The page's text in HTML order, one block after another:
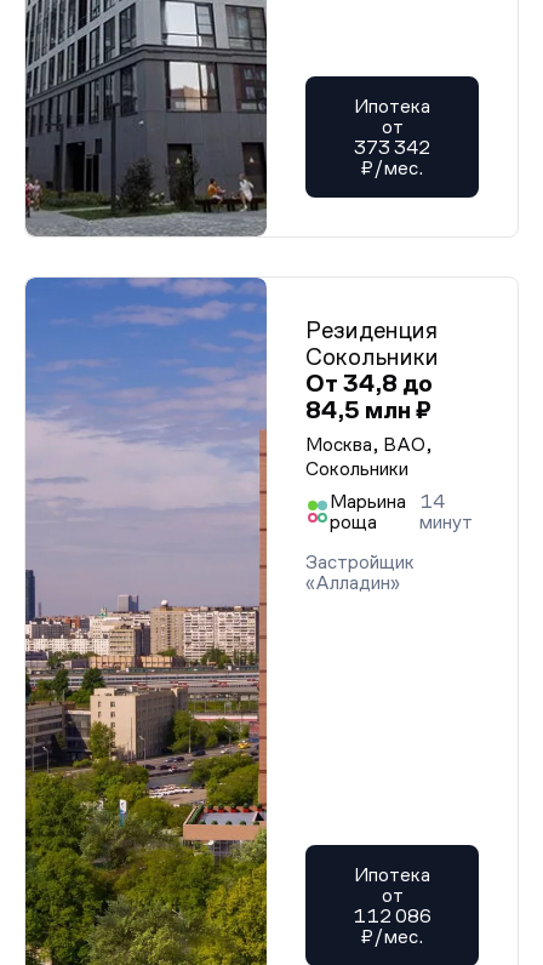
Ипотека
от
373 342
₽/мес.
Резиденция
Сокольники
От 34,8 до
84,5 млн ₽
Москва, ВАО,
Сокольники
Марьина
роща
14
минут
Застройщик
«Алладин»
Ипотека
от
112 086
₽/мес.